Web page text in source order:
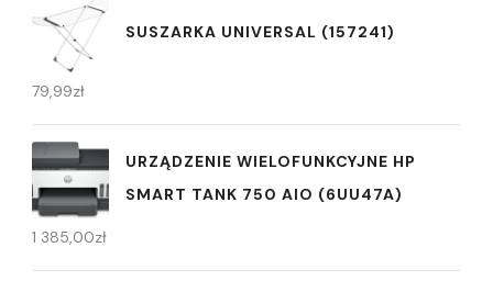
SUSZARKA UNIVERSAL (157241)
79,99zł
URZĄDZENIE WIELOFUNKCYJNE HP
SMART TANK 750 AIO (6UU47A)
1 385,00zł